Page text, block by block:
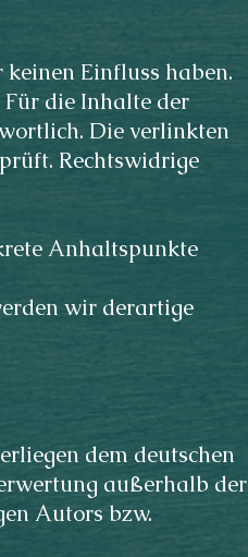
Einfluss haben.
die Inhalte der
Die verlinkten
Rechtswidrige
Anhaltspunkte
wir derartige
dem deutschen
außerhalb der
Autors bzw.